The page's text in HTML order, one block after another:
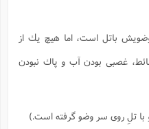
باتل است، اما هيچ يك از
غصبى بودن آب و پاك نبودن
تلِ روى سر وضو گرفته است.)